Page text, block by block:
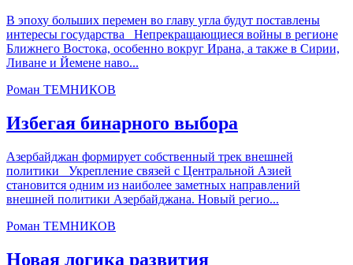
В эпоху больших перемен во главу угла будут поставлены
интересы государства Непрекращающиеся войны в регионе
Ближнего Востока, особенно вокруг Ирана, а также в Сирии,
Ливане и Йемене наво...
Роман ТЕМНИКОВ
Избегая бинарного выбора
Азербайджан формирует собственный трек внешней
политики Укрепление связей с Центральной Азией
становится одним из наиболее заметных направлений
внешней политики Азербайджана. Новый регио...
Роман ТЕМНИКОВ
Новая логика развития